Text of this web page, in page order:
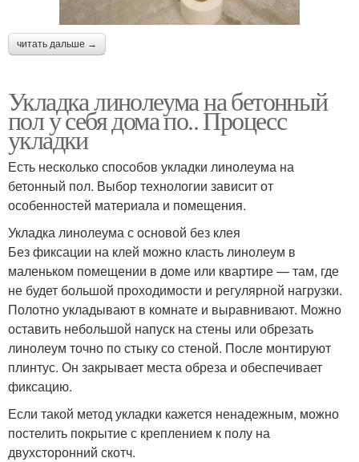
читать дальше →
Укладка линолеума на бетонный
пол у себя дома по.. Процесс
укладки
Есть несколько способов укладки линолеума на
бетонный пол. Выбор технологии зависит от
особенностей материала и помещения.
Укладка линолеума с основой без клея
Без фиксации на клей можно класть линолеум в
маленьком помещении в доме или квартире — там, где
не будет большой проходимости и регулярной нагрузки.
Полотно укладывают в комнате и выравнивают. Можно
оставить небольшой напуск на стены или обрезать
линолеум точно по стыку со стеной. После монтируют
плинтус. Он закрывает места обреза и обеспечивает
фиксацию.
Если такой метод укладки кажется ненадежным, можно
постелить покрытие с креплением к полу на
двухсторонний скотч.